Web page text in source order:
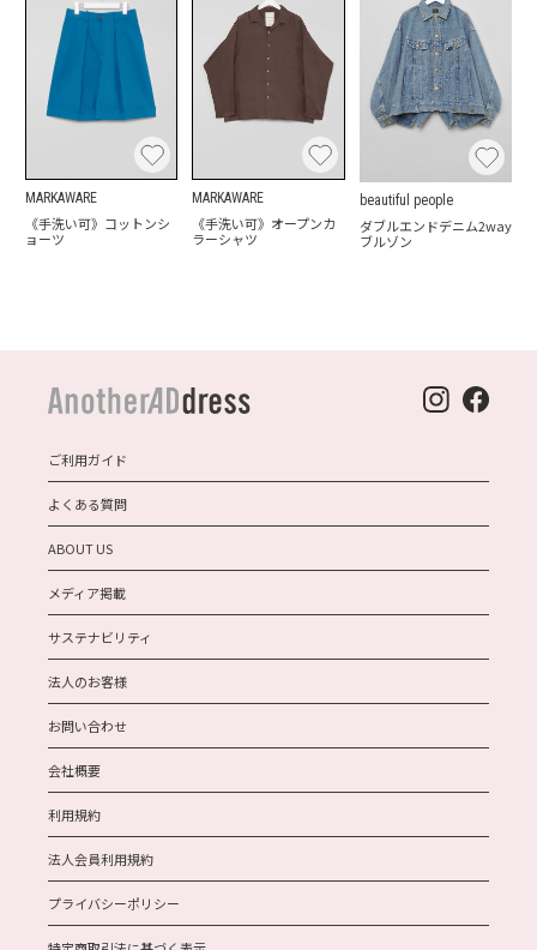
MARKAWARE
《手洗い可》コットンシ
ョーツ
MARKAWARE
《手洗い可》オープンカ
ラーシャツ
beautiful people
ダブルエンドデニム2way
ブルゾン
ご利用ガイド
よくある質問
ABOUT US
メディア掲載
サステナビリティ
法人のお客様
お問い合わせ
会社概要
利用規約
法人会員利用規約
プライバシーポリシー